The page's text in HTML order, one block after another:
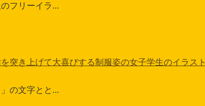
フリーイラ…
突き上げて大喜びする制服姿の女子学生のイラスト
」の文字とと…